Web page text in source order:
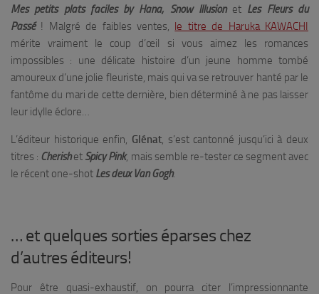
Mes petits plats faciles by Hana, Snow Illusionet Les Fleurs du
Passé ! Malgré de faibles ventes,
le titre de Haruka KAWACHI
mérite vraiment le coup d’œil si vous aimez les romances
impossibles : une délicate histoire d’un jeune homme tombé
amoureux d’une jolie fleuriste, mais qui va se retrouver hanté par le
fantôme du mari de cette dernière, bien déterminé à ne pas laisser
leur idylle éclore…
L’éditeur historique enfin, Glénat, s’est cantonné jusqu’ici à deux
titres : Cherishet Spicy Pink, mais semble re-tester ce segment avec
le récent one-shot Les deux Van Gogh.
… et quelques sorties éparses chez
d’autres éditeurs!
Pour être quasi-exhaustif, on pourra citer l’impressionnante